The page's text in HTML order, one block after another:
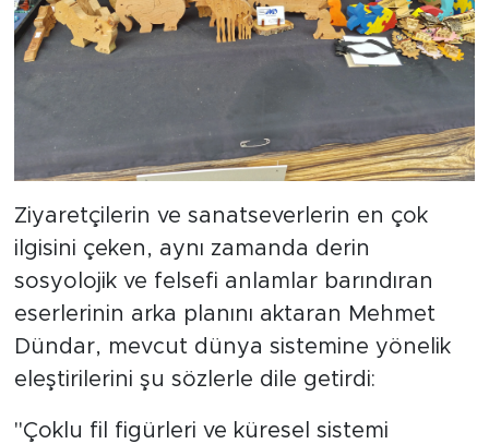
Ziyaretçilerin ve sanatseverlerin en çok
ilgisini çeken, aynı zamanda derin
sosyolojik ve felsefi anlamlar barındıran
eserlerinin arka planını aktaran Mehmet
Dündar, mevcut dünya sistemine yönelik
eleştirilerini şu sözlerle dile getirdi:
"Çoklu fil figürleri ve küresel sistemi